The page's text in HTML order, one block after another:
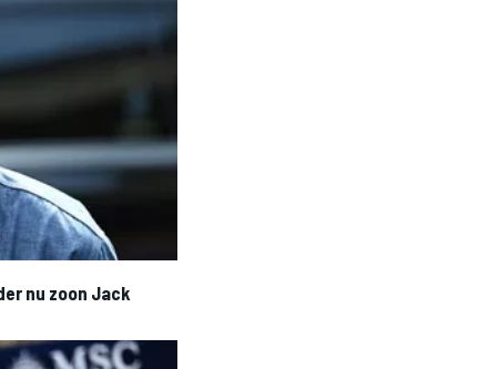
nu zoon Jack